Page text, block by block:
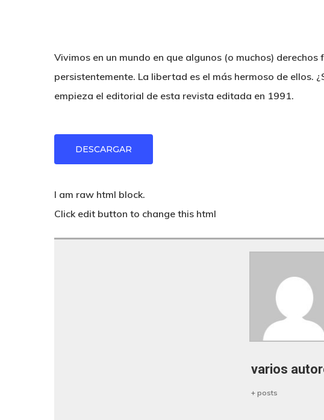
Vivimos en un mundo en que algunos (o muchos)
persistentemente. La libertad es el más hermoso de ellos.
empieza el editorial de esta revista editada en 1991.
DESCARGAR
I am raw html block.
Click edit button to change this html
varios
+ posts